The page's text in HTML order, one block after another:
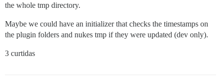
the whole tmp directory.
Maybe we could have an initializer that checks the timestamps on
the plugin folders and nukes tmp if they were updated (dev only).
3 curtidas